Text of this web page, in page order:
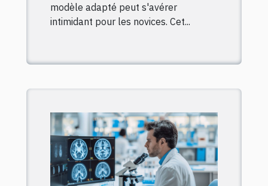
modèle adapté peut s'avérer
intimidant pour les novices. Cet...